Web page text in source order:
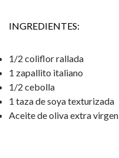
INGREDIENTES:
1/2 coliflor rallada
1 zapallito italiano
1/2 cebolla
1 taza de soya texturizada
Aceite de oliva extra virgen